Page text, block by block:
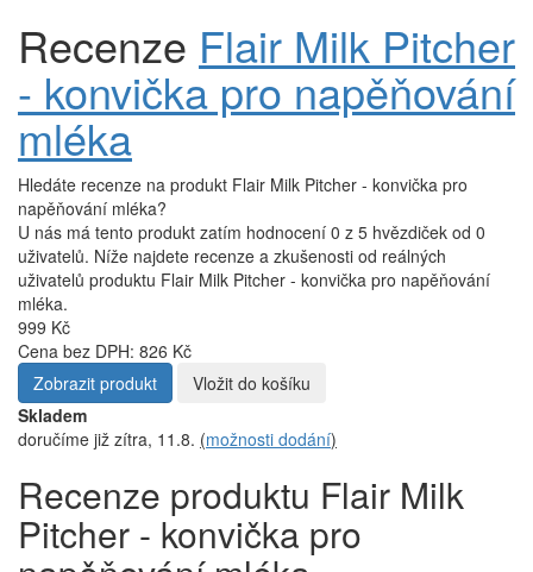
Recenze Flair Milk Pitcher
- konvička pro napěňování
mléka
Hledáte recenze na produkt Flair Milk Pitcher - konvička pro
napěňování mléka?
U nás má tento produkt zatím hodnocení 0 z 5 hvězdiček od 0
uživatelů. Níže najdete recenze a zkušenosti od reálných
uživatelů produktu Flair Milk Pitcher - konvička pro napěňování
mléka.
999 Kč
Cena bez DPH: 826 Kč
Zobrazit produkt
Vložit do košíku
Skladem
doručíme již zítra, 11.8. (možnosti dodání)
Recenze produktu Flair Milk
Pitcher - konvička pro